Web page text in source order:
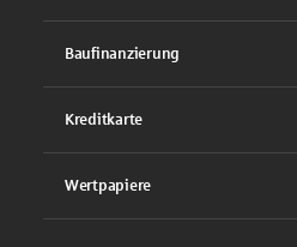
Baufinanzierung
Kreditkarte
Wertpapiere